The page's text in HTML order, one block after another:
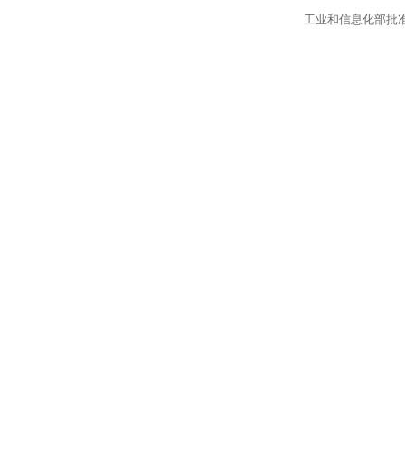
工业和信息化部批